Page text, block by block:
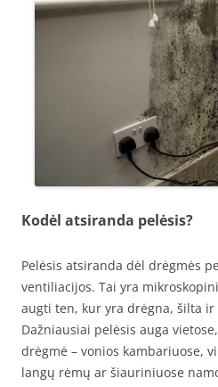
Kodėl atsiranda pelėsis?
Pelėsis atsiranda dėl drėgmės
ventiliacijos. Tai yra
augti ten, kur yra drėgna, šilta
Dažniausiai pelėsis auga
drėgmė – vonios kambariuose,
langų rėmų ar šiauriniuose